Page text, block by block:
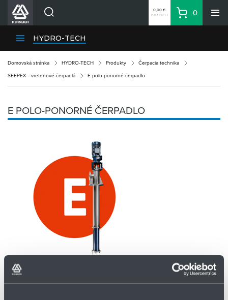
Divízie HENNLICH
Kariéra
Kontakty
Nákupný zoznam
Partner
0,00 €
bez DPH
Košík
0
HYDRO-TECH
Domovská stránka HYDRO-TECH Produkty Čerpacia technika
SEEPEX - vretenové čerpadlá E polo-ponorné čerpadlo
E POLO-PONORNÉ ČERPADLO